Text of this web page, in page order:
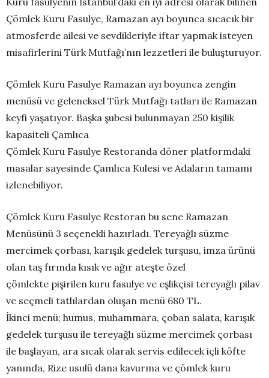
Çömlek Kuru Fasulye, Ramazan ayı boyunca sıcacık bir
atmosferde ailesi ve sevdikleriyle iftar yapmak isteyen
misafirlerini Türk Mutfağı’nın lezzetleri ile buluşturuyor.
Çömlek Kuru Fasulye Ramazan ayı boyunca zengin
menüsü ve geleneksel Türk Mutfağı tatları ile Ramazan
keyfi yaşatıyor. Başka şubesi bulunmayan 250 kişilik
kapasiteli Çamlıca
Çömlek Kuru Fasulye Restoranda döner platformdaki
masalar sayesinde Çamlıca Kulesi ve Adaların tamamı
izlenebiliyor.
Çömlek Kuru Fasulye Restoran bu sene Ramazan
Menüsünü 3 seçenekli hazırladı. Tereyağlı süzme
mercimek çorbası, karışık gedelek turşusu, imza ürünü
olan taş fırında kısık ve ağır ateşte özel
çömlekte pişirilen kuru fasulye ve eşlikçisi tereyağlı pilav
ve seçmeli tatlılardan oluşan menü 680 TL.
İkinci menü; humus, muhammara, çoban salata, karışık
gedelek turşusu ile tereyağlı süzme mercimek çorbası
ile başlayan, ara sıcak olarak servis edilecek içli köfte
yanında, Rize usulü dana kavurma ve çömlek kuru